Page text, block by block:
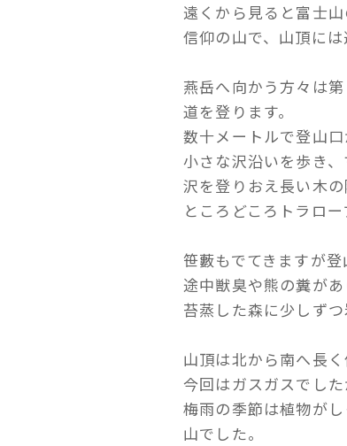
遠くから見ると富士山
信仰の山で、山頂に
燕岳へ向かう方々は
道を登ります。
数十メートルで登山口
小さな沢沿いを歩き
沢を登りおえ長い木
ところどころトラロ
笹藪もでてきますが
途中獣臭や熊の糞が
苔蒸した森に少しず
山頂は北から南へ長
今回はガスガスでし
梅雨の季節は植物が
山でした。